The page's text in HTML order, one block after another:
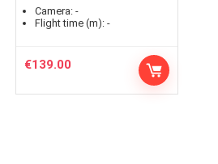
Camera: -
Flight time (m): -
€139.00